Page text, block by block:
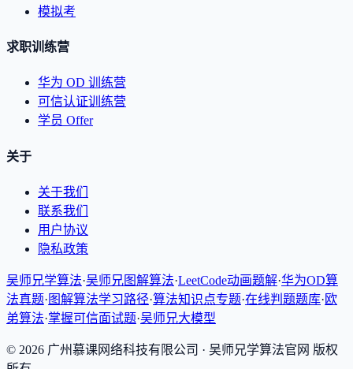
模拟考
求职训练营
华为 OD 训练营
可信认证训练营
学员 Offer
关于
关于我们
联系我们
用户协议
隐私政策
吴师兄学算法·吴师兄图解算法·LeetCode动画题解·华为OD算
法真题· 图解算法学习路径·算法知识点专题·在线判题题库·欧
弟算法·掌握可信面试题·吴师兄大模型
© 2026 广州慕课网络科技有限公司 · 吴师兄学算法官网 版权